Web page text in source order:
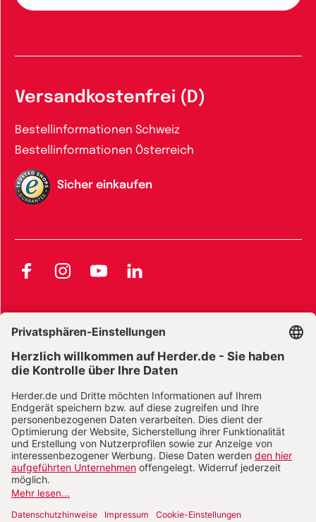
Versandkostenfrei (D)
Bestellinformationen Schweiz
Bestellinformationen Österreich
Sicher einkaufen
FacebookInstagramYouTubeLinkedIn
Widerrufsbelehrung E-Books
Widerrufsbelehrung Zeitschriften Datenschutz
Datenschutz Social Media Barrierefreiheit
Vertrag widerrufen